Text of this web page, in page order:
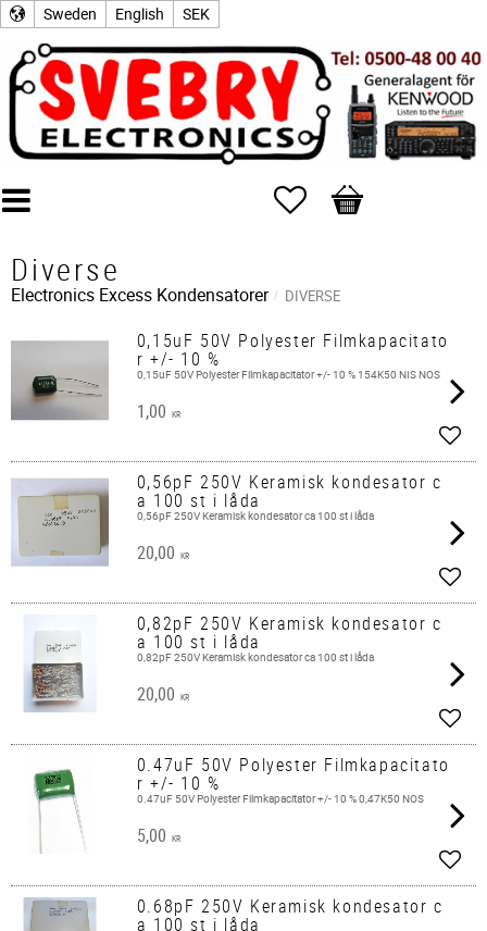
Sweden English SEK
Favorites
Basket
Diverse
Electronics Excess Kondensatorer DIVERSE
0,15uF 50V Polyester Filmkapacitato
r +/- 10 %
0,15uF 50V Polyester Filmkapacitator +/- 10 % 154K50 NIS NOS
1,00 KR
Add
0,56pF 250V Keramisk kondesator c
a 100 st i låda
0,56pF 250V Keramisk kondesator ca 100 st i låda
20,00 KR
Add
0,82pF 250V Keramisk kondesator c
a 100 st i låda
0,82pF 250V Keramisk kondesator ca 100 st i låda
20,00 KR
Add
0.47uF 50V Polyester Filmkapacitato
r +/- 10 %
0.47uF 50V Polyester Filmkapacitator +/- 10 % 0,47K50 NOS
5,00 KR
Add
0.68pF 250V Keramisk kondesator c
a 100 st i låda